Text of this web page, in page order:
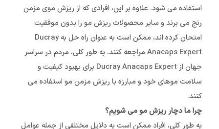
استفاده می شود. علاوه بر این، افرادی که از ریزش موی مزمن
رنج می برند و سایر محصولات ریزش مو را بدون موفقیت
امتحان کرده اند، ممکن است به عنوان راه حل به Ducray
Anacaps Expert مراجعه کنند. به طور کلی، مردم در سراسر
جهان از Ducray Anacaps Expert برای بهبود کیفیت و
سلامت موهای خود و مبارزه با ریزش مزمن مو استفاده می
کنند.
چرا ما دچار ریزش مو می شویم؟
به طور کلی، افراد ممکن است به دلایل مختلفی از جمله عوامل